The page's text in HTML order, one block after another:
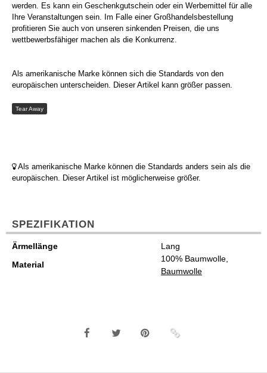
werden. Es kann ein Geschenkgutschein oder ein Werbemittel für alle
Ihre Veranstaltungen sein. Im Falle einer Großhandelsbestellung
profitieren Sie auch von unseren sinkenden Preisen, die uns
wettbewerbsfähiger machen als die Konkurrenz.
Als amerikanische Marke können sich die Standards von den
europäischen unterscheiden. Dieser Artikel kann größer passen.
Tear Away
Als amerikanische Marke können die Standards anders sein als die
europäischen. Dieser Artikel ist möglicherweise größer.
SPEZIFIKATION
Ärmellänge
Lang
Material
100% Baumwolle,
Baumwolle